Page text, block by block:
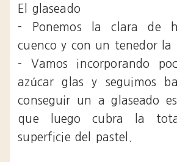
El glaseado
- Ponemos la clara de
cuenco y con un tenedor la
- Vamos incorporando
azúcar glas y seguimos
conseguir un a glaseado
que luego cubra la
superficie del pastel.